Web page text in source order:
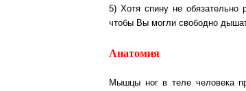
5) Хотя спину не обязательно
чтобы Вы могли свободно
Анатомия
Мышцы ног в теле человека